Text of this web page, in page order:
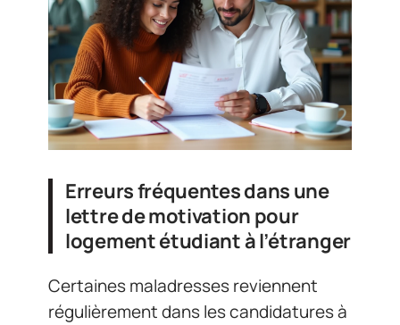
Erreurs fréquentes dans une
lettre de motivation pour
logement étudiant à l’étranger
Certaines maladresses reviennent
régulièrement dans les candidatures à